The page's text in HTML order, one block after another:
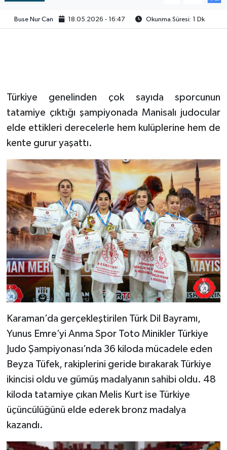
Buse Nur Can 18.05.2026 - 16:47 Okunma Süresi: 1 Dk
Türkiye genelinden çok sayıda sporcunun
tatamiye çıktığı şampiyonada Manisalı judocular
elde ettikleri derecelerle hem kulüplerine hem de
kente gurur yaşattı.
Karaman’da gerçekleştirilen Türk Dil Bayramı,
Yunus Emre’yi Anma Spor Toto Minikler Türkiye
Judo Şampiyonası’nda 36 kiloda mücadele eden
Beyza Tüfek, rakiplerini geride bırakarak Türkiye
ikincisi oldu ve gümüş madalyanın sahibi oldu. 48
kiloda tatamiye çıkan Melis Kurt ise Türkiye
üçüncülüğünü elde ederek bronz madalya
kazandı.